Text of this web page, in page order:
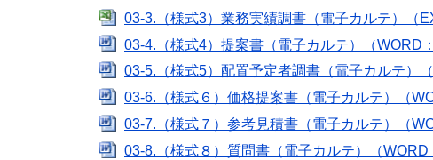
03-3.（様式3）業務実績調書（電子カルテ）（
03-4.（様式4）提案書（電子カルテ）（WORD
03-5.（様式5）配置予定者調書（電子カルテ）
03-6.（様式６）価格提案書（電子カルテ）（
03-7.（様式７）参考見積書（電子カルテ）（
03-8.（様式８）質問書（電子カルテ）（WORD